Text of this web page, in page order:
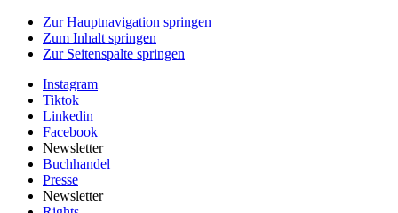
Zur Hauptnavigation springen
Zum Inhalt springen
Zur Seitenspalte springen
Instagram
Tiktok
Linkedin
Facebook
Newsletter
Buchhandel
Presse
Newsletter